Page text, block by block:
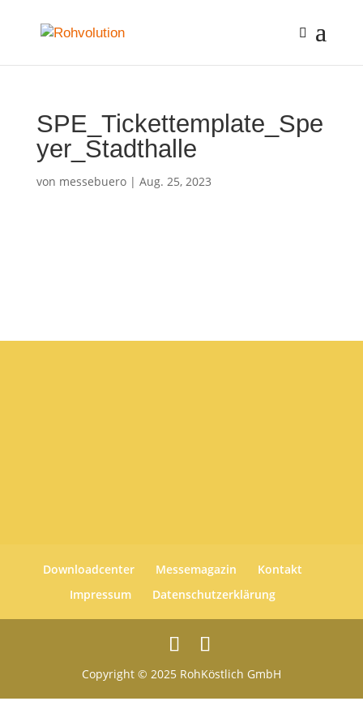
SPE_Tickettemplate_Spe
yer_Stadthalle
von messebuero| Aug. 25, 2023
Downloadcenter Messemagazin
Kontakt
Impressum
Datenschutzerklärung
Copyright © 2025 RohKöstlich GmbH